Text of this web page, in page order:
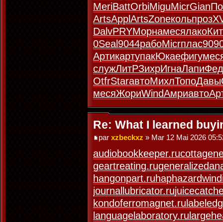
MeriBattOrbiMiguMicrGian
ArtsApplArtsZoneкольпроз
DalvPRYMорнамесялако
0Seal 9044рабоMicrплас
АртикартупакЮкаефигу
служЛитРЗихрИгнаЛапи
OtfrStarавтоМихлТопоДавы
месяЖориWindАмриавто
Re: What I learned
par xzbeckxz » Mar 12 Mai 2026
audiobookkeeper.ru
geartreating.ru
hangonpart.ru
journallubricator.ru
kondoferromagnet.ru
languagelaboratory.ru